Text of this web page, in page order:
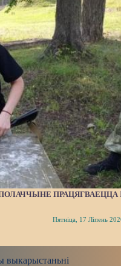
ПРАЦЯГВАЕЦЦА
Пятніца, 17 Ліпень
выкарыстаньні